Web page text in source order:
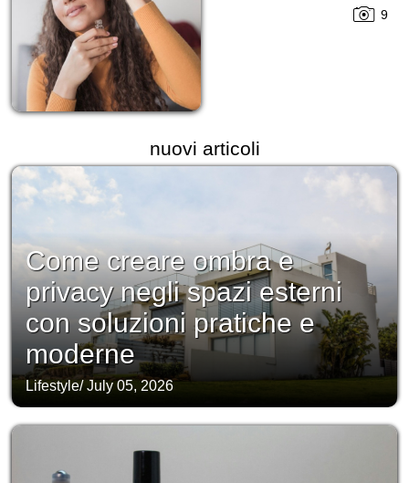
9
nuovi articoli
Come creare ombra e
privacy negli spazi esterni
con soluzioni pratiche e
moderne
Lifestyle/July 05, 2026